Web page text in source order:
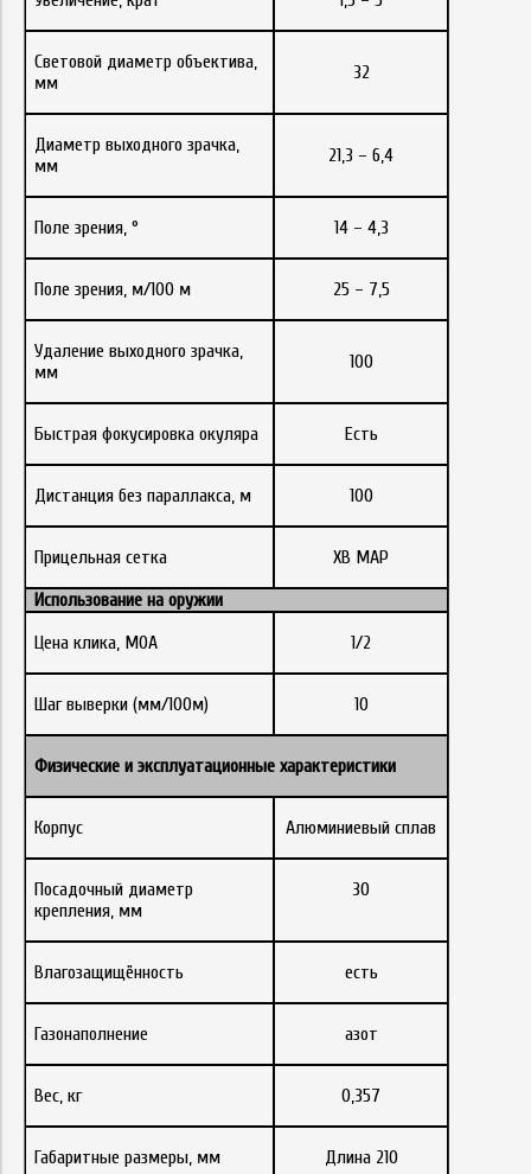
Световой диаметр объектива,
мм
32
Диаметр выходного зрачка,
мм
21,3 – 6,4
Поле зрения, ° 14 – 4,3
Поле зрения, м/100 м 25 – 7,5
Удаление выходного зрачка,
мм
100
Быстрая фокусировка окуляра Есть
Дистанция без параллакса, м 100
Прицельная сетка
XB MAP
Использование на оружии
Цена клика, МОА
1/2
Шаг выверки (мм/100м) 10
Физические и эксплуатационные характеристики
Корпус Алюминиевый сплав
Посадочный диаметр
крепления, мм
30
Влагозащищённость есть
Газонаполнение азот
Вес, кг 0,357
Габаритные размеры, мм Длина 210